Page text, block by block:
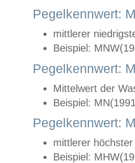
Pegelkennwert:
mittlerer
Beispiel:
Pegelkennwert:
Mittelwert der
Beispiel:
Pegelkennwert:
mittlerer
Beispiel: